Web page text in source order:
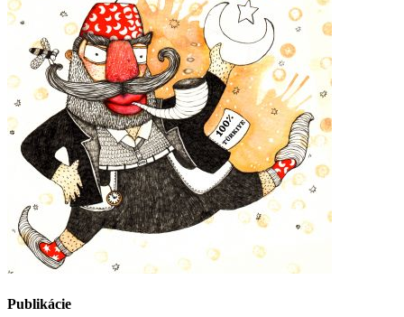
Publikácie